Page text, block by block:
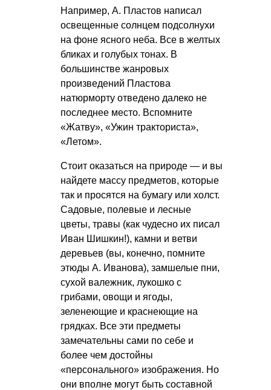
Например, А. Пластов написал
освещенные солнцем подсолнухи
на фоне ясного неба. Все в желтых
бликах и голубых тонах. В
большинстве жанровых
произведений Пластова
натюрморту отведено далеко не
последнее место. Вспомните
«Жатву», «Ужин тракториста»,
«Летом».
Стоит оказаться на природе — и вы
найдете массу предметов, которые
так и просятся на бумагу или холст.
Садовые, полевые и лесные
цветы, травы (как чудесно их писал
Иван Шишкин!), камни и ветви
деревьев (вы, конечно, помните
этюды А. Иванова), замшелые пни,
сухой валежник, лукошко с
грибами, овощи и ягоды,
зеленеющие и краснеющие на
грядках. Все эти предметы
замечательны сами по себе и
более чем достойны
«персонального» изображения. Но
они вполне могут быть составной